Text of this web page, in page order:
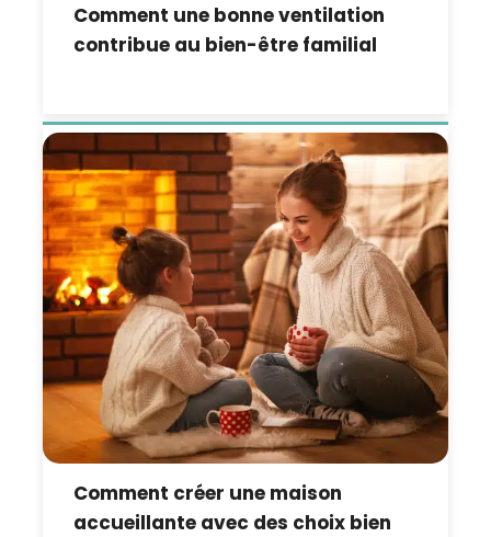
Comment une bonne ventilation
contribue au bien-être familial
Comment créer une maison
accueillante avec des choix bien